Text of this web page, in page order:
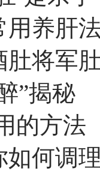
用养肝
肚将军
”揭秘
的方法
如何调